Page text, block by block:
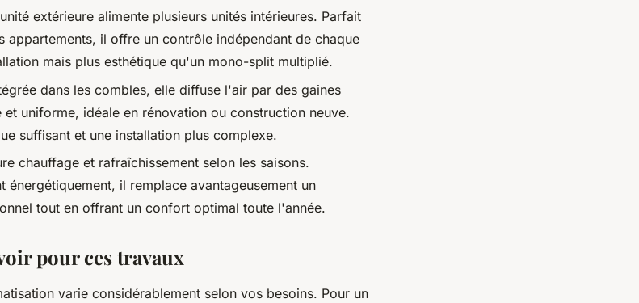
extérieure alimente plusieurs unités intérieures. Parfait
appartements, il offre un contrôle indépendant de chaque
mais plus esthétique qu'un mono-split multiplié.
dans les combles, elle diffuse l'air par des gaines
uniforme, idéale en rénovation ou construction neuve.
suffisant et une installation plus complexe.
chauffage et rafraîchissement selon les saisons.
énergétiquement, il remplace avantageusement un
tout en offrant un confort optimal toute l'année.
pour ces travaux
varie considérablement selon vos besoins. Pour un